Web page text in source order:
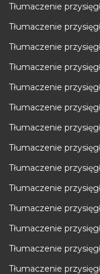
Tłumaczenie
Tłumaczenie
Tłumaczenie
Tłumaczenie
Tłumaczenie
Tłumaczenie
Tłumaczenie
Tłumaczenie
Tłumaczenie
Tłumaczenie
Tłumaczenie
Tłumaczenie
Tłumaczenie
Tłumaczenie